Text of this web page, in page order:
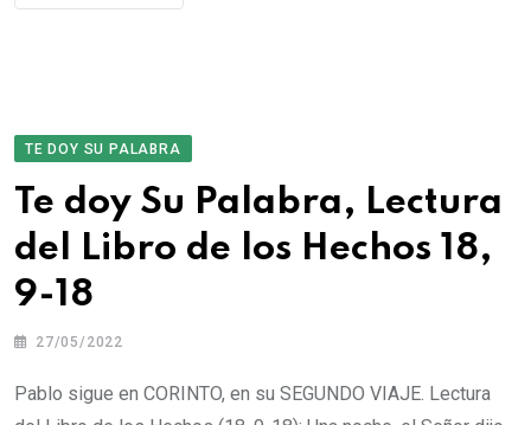
TE DOY SU PALABRA
Te doy Su Palabra, Lectura
del Libro de los Hechos 18,
9-18
27/05/2022
Pablo sigue en CORINTO, en su SEGUNDO VIAJE. Lectura